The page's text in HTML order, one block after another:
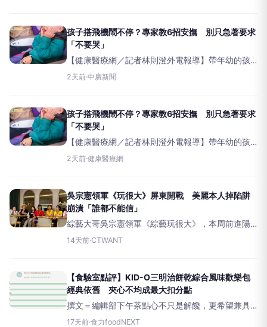
關，並透過選擇
孩子搭飛機鬧不停？專家教6招安撫 別只急著要求
「不要哭」
【健康醫療網／記者林則澄外電報導】帶年幼的孩
子搭飛機對許多大人來說是一項考驗，從機場安
子哭鬧，不如先理解背後原因
2天前·中廣新聞
孩子搭飛機鬧不停？專家教6招安撫 別只急著要求
「不要哭」
【健康醫療網／記者林則澄外電報導】帶年幼的孩
子搭飛機對許多大人來說是一項考驗，從機場安
子哭鬧，不如先理解背後原因
2天前·健康醫療網
吳宗憲領軍《玩很大》屏東開戰 美麗本人掉陷阱
崩潰「誰都不能信」
綜藝大哥吳宗憲領軍《綜藝玩很大》，本周前進陽
光、沙灘兼具的屏東度假勝地，原本讓來賓期待迎
本集特別打造「美女與野獸
14天前·CTWANT
【食驗室點評】KID-O三明治餅乾綜合風味歡樂包
經典依舊 夾心不均成最大扣分點
撰文＝編輯部下午茶點心不只是解饞，更希望兼具
美味、便利與多樣性，KID-O「三明治餅乾綜合風味
17天前·食力foodNEXT